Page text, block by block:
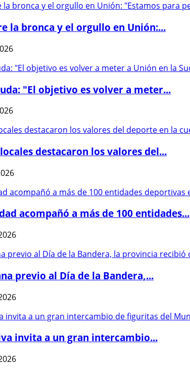
la bronca y el orgullo en Unión:...
"El objetivo es volver a meter...
destacaron los valores del...
acompañó a más de 100 entidades...
previo al Día de la Bandera,...
invita a un gran intercambio...